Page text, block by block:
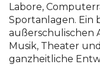
Labore,
Sportanlagen. Ein
außerschulischen
Musik, Theater
ganzheitliche